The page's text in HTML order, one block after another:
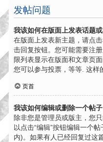
发帖问题
我该如何在版面上发表话题
在版面上发表新主题，请点
击回复按钮。您可能需要注
限列表显示在版面和文章页
您可以参与投票，等等. 这样
页首
我该如何编辑或删除一个帖子
除非您是管理员或版主，您
以点击“编辑”按钮编辑一个
内)。如果有人已经回复过这